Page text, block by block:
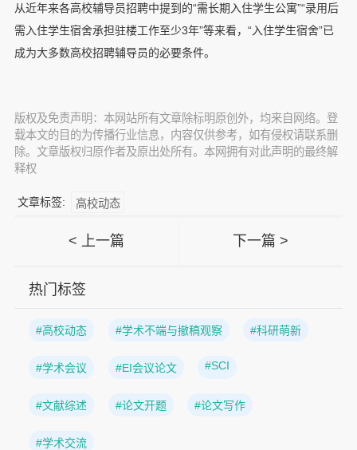
从近年来各高校辅导员招聘中提到的“需长期入住学生公寓”“录用后
需入住学生宿舍承担驻楼工作至少3年”等来看，“入住学生宿舍”已
成为大多数高校招聘辅导员的必要条件。
版权及免责声明：本网站所有文章除标明原创外，均来自网络。登
载本文的目的为传播行业信息，内容仅供参考，如有侵权请联系删
除。文章版权归原作者及原出处所有。本网拥有对此声明的最终解
释权
文章标签: 高校动态
< 上一篇 下一篇 >
热门标签
#高校动态 #学术不端与撤稿观察 #科研萌新
#学术会议 #EI会议论文 #SCI
#文献综述 #论文开题 #论文写作
#学术交流